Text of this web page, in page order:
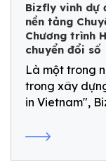
Bizfly vinh dự
nền tảng
Chương trình
chuyển đổi số
Là một trong
trong xây
in Vietnam",
phủ lựa chọn